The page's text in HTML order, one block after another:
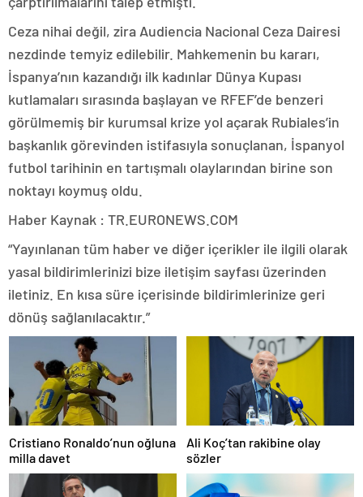
Ceza nihai değil, zira Audiencia Nacional Ceza Dairesi
nezdinde temyiz edilebilir. Mahkemenin bu kararı,
İspanya’nın kazandığı ilk kadınlar Dünya Kupası
kutlamaları sırasında başlayan ve RFEF’de benzeri
görülmemiş bir kurumsal krize yol açarak Rubiales’in
başkanlık görevinden istifasıyla sonuçlanan, İspanyol
futbol tarihinin en tartışmalı olaylarından birine son
noktayı koymuş oldu.
Haber Kaynak : TR.EURONEWS.COM
“Yayınlanan tüm haber ve diğer içerikler ile ilgili olarak
yasal bildirimlerinizi bize iletişim sayfası üzerinden
iletiniz. En kısa süre içerisinde bildirimlerinize geri
dönüş sağlanılacaktır.”
Cristiano Ronaldo’nun oğluna
milla davet
Ali Koç’tan rakibine olay
sözler